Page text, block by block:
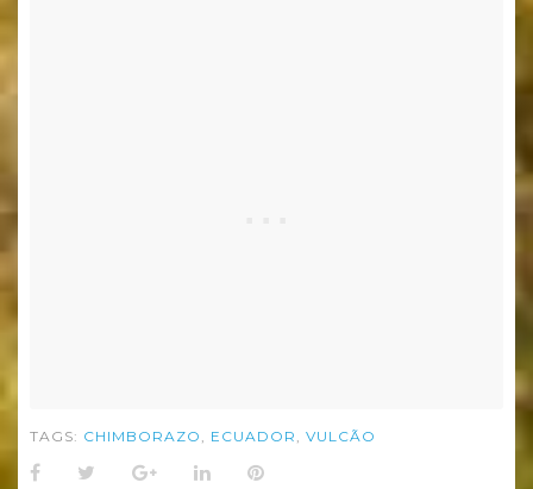
TAGS: CHIMBORAZO , ECUADOR , VULCÃO
Facebook
Twitter Google+LinkedIn